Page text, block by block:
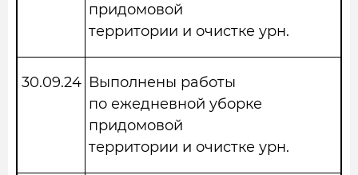
придомовой
территории и очистке урн.
30.09.24 Выполнены работы
по ежедневной уборке
придомовой
территории и очистке урн.